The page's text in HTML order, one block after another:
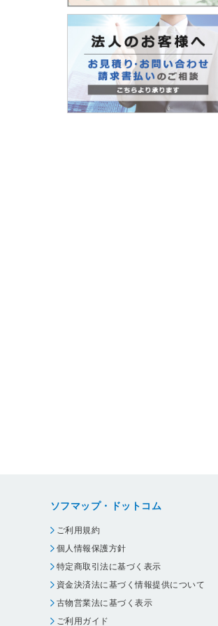
ソフマップ・ドットコム
ご利用規約
個人情報保護方針
特定商取引法に基づく表示
資金決済法に基づく情報提供について
古物営業法に基づく表示
ご利用ガイド